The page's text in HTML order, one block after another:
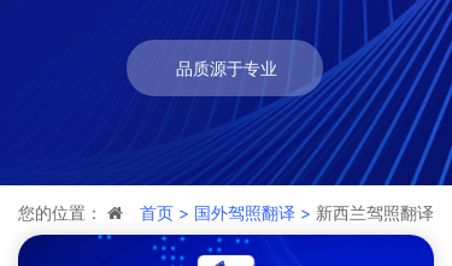
品质源于专业
您的位置： 首页 > 国外驾照翻译 > 新西兰驾照翻译